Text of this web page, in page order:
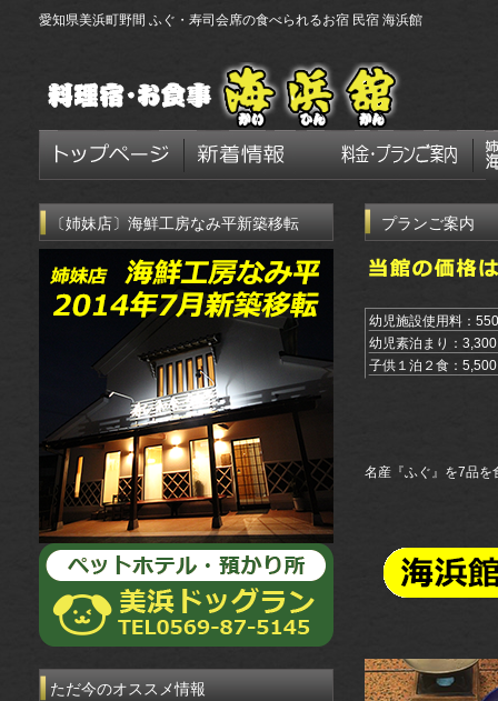
愛知県美浜町野間 ふぐ・寿司会席の食べられるお宿 民宿 海浜館
プランご案内
幼児施設使用料：
幼児素泊まり：
子供１泊２食：
名産『ふぐ』を7品
〔姉妹店〕海鮮工房なみ平新築移転
ただ今のオススメ情報